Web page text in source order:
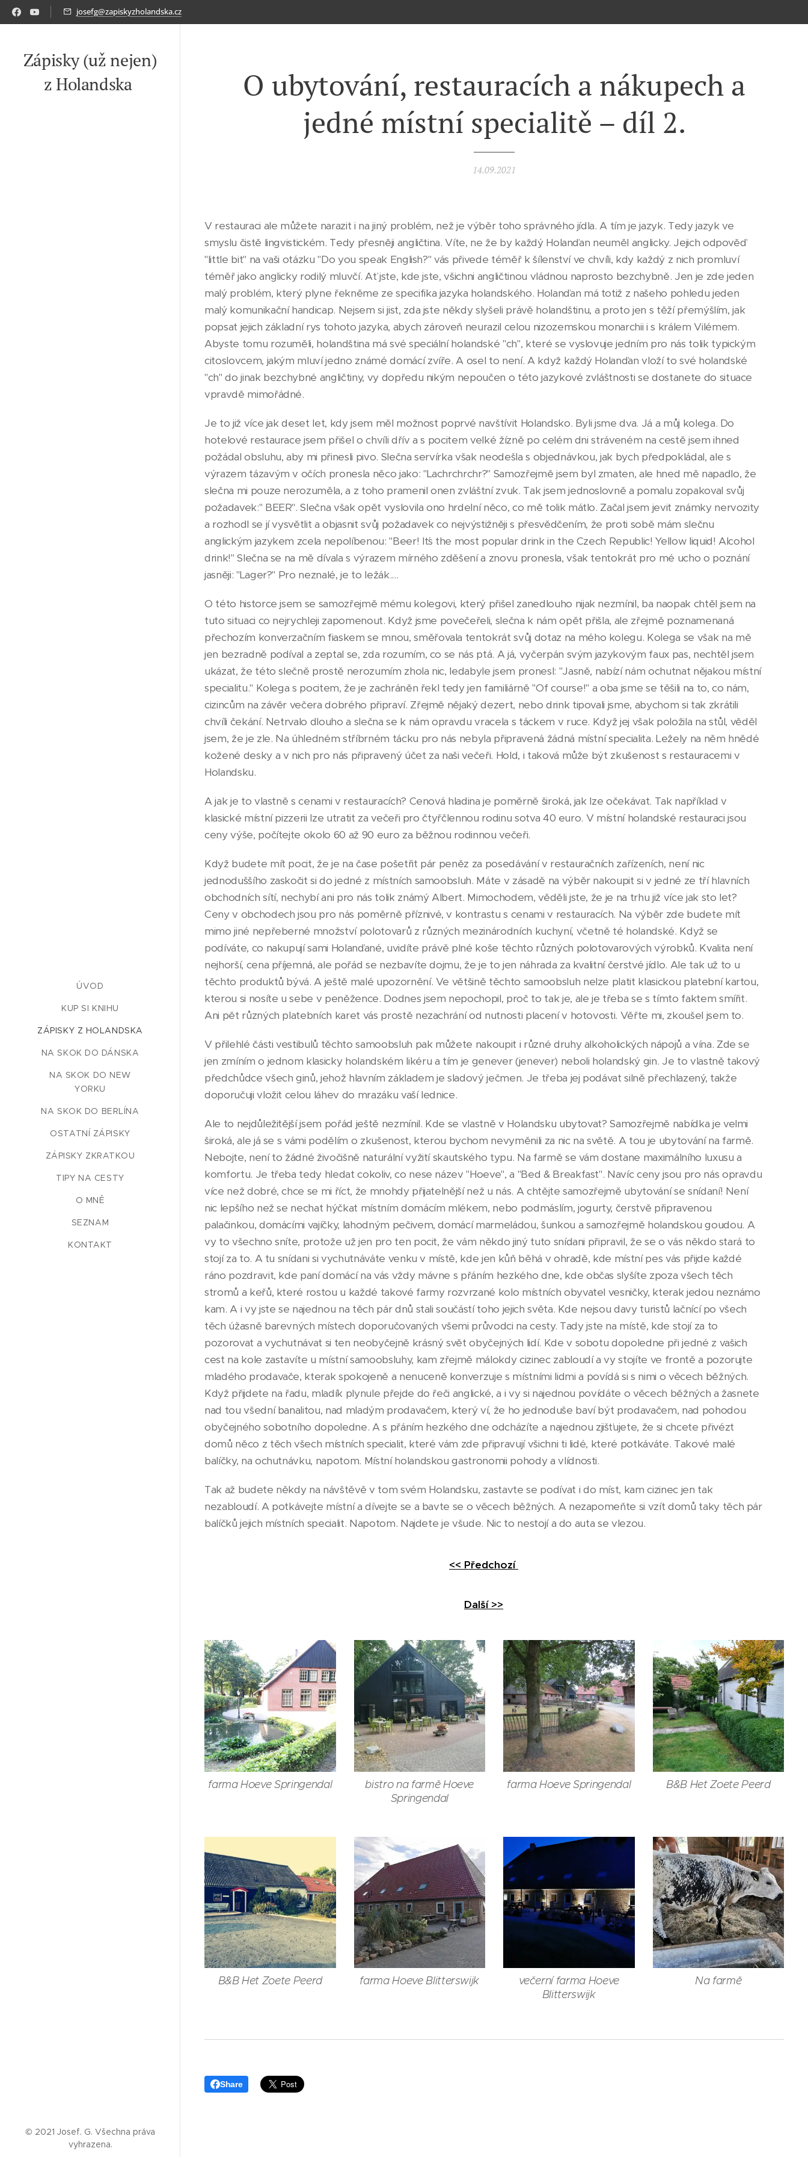
josefg@zapiskyzholandska.cz
Zápisky (už nejen)
z Holandska
ÚVOD
KUP SI KNIHU
ZÁPISKY Z HOLANDSKA
NA SKOK DO DÁNSKA
NA SKOK DO NEW
YORKU
NA SKOK DO BERLÍNA
OSTATNÍ ZÁPISKY
ZÁPISKY ZKRATKOU
TIPY NA CESTY
O MNĚ
SEZNAM
KONTAKT
O ubytování, restauracích a nákupech a
jedné místní specialitě – díl 2.
14.09.2021
V restauraci ale můžete narazit i na jiný problém, než je výběr toho správného jídla. A tím je jazyk. Tedy jazyk ve
smyslu čistě lingvistickém. Tedy přesněji angličtina. Víte, ne že by každý Holanďan neuměl anglicky. Jejich odpověď
"little bit" na vaši otázku "Do you speak English?" vás přivede téměř k šílenství ve chvíli, kdy každý z nich promluví
téměř jako anglicky rodilý mluvčí. Ať jste, kde jste, všichni angličtinou vládnou naprosto bezchybně. Jen je zde jeden
malý problém, který plyne řekněme ze specifika jazyka holandského. Holanďan má totiž z našeho pohledu jeden
malý komunikační handicap. Nejsem si jist, zda jste někdy slyšeli právě holandštinu, a proto jen s těží přemýšlím, jak
popsat jejich základní rys tohoto jazyka, abych zároveň neurazil celou nizozemskou monarchii i s králem Vilémem.
Abyste tomu rozuměli, holandština má své speciální holandské "ch", které se vyslovuje jedním pro nás tolik typickým
citoslovcem, jakým mluví jedno známé domácí zvíře. A osel to není. A když každý Holanďan vloží to své holandské
"ch" do jinak bezchybné angličtiny, vy dopředu nikým nepoučen o této jazykové zvláštnosti se dostanete do situace
vpravdě mimořádné.
Je to již více jak deset let, kdy jsem měl možnost poprvé navštívit Holandsko. Byli jsme dva. Já a můj kolega. Do
hotelové restaurace jsem přišel o chvíli dřív a s pocitem velké žízně po celém dni stráveném na cestě jsem ihned
požádal obsluhu, aby mi přinesli pivo. Slečna servírka však neodešla s objednávkou, jak bych předpokládal, ale s
výrazem tázavým v očích pronesla něco jako: "Lachrchrchr?" Samozřejmě jsem byl zmaten, ale hned mě napadlo, že
slečna mi pouze nerozuměla, a z toho pramenil onen zvláštní zvuk. Tak jsem jednoslovně a pomalu zopakoval svůj
požadavek:" BEER". Slečna však opět vyslovila ono hrdelní něco, co mě tolik mátlo. Začal jsem jevit známky nervozity
a rozhodl se jí vysvětlit a objasnit svůj požadavek co nejvýstižněji s přesvědčením, že proti sobě mám slečnu
anglickým jazykem zcela nepolíbenou: "Beer! It´s the most popular drink in the Czech Republic! Yellow liquid! Alcohol
drink!" Slečna se na mě dívala s výrazem mírného zděšení a znovu pronesla, však tentokrát pro mé ucho o poznání
jasněji: "Lager?" Pro neznalé, je to ležák....
O této historce jsem se samozřejmě mému kolegovi, který přišel zanedlouho nijak nezmínil, ba naopak chtěl jsem na
tuto situaci co nejrychleji zapomenout. Když jsme povečeřeli, slečna k nám opět přišla, ale zřejmě poznamenaná
přechozím konverzačním fiaskem se mnou, směřovala tentokrát svůj dotaz na mého kolegu. Kolega se však na mě
jen bezradně podíval a zeptal se, zda rozumím, co se nás ptá. A já, vyčerpán svým jazykovým faux pas, nechtěl jsem
ukázat, že této slečně prostě nerozumím zhola nic, ledabyle jsem pronesl: "Jasně, nabízí nám ochutnat nějakou místní
specialitu." Kolega s pocitem, že je zachráněn řekl tedy jen familiárně "Of course!" a oba jsme se těšili na to, co nám,
cizincům na závěr večera dobrého připraví. Zřejmě nějaký dezert, nebo drink tipovali jsme, abychom si tak zkrátili
chvíli čekání. Netrvalo dlouho a slečna se k nám opravdu vracela s táckem v ruce. Když jej však položila na stůl, věděl
jsem, že je zle. Na úhledném stříbrném tácku pro nás nebyla připravená žádná místní specialita. Ležely na něm hnědé
kožené desky a v nich pro nás připravený účet za naši večeři. Hold, i taková může být zkušenost s restauracemi v
Holandsku.
A jak je to vlastně s cenami v restauracích? Cenová hladina je poměrně široká, jak lze očekávat. Tak například v
klasické místní pizzerii lze utratit za večeři pro čtyřčlennou rodinu sotva 40 euro. V místní holandské restauraci jsou
ceny výše, počítejte okolo 60 až 90 euro za běžnou rodinnou večeři.
Když budete mít pocit, že je na čase pošetřit pár peněz za posedávání v restauračních zařízeních, není nic
jednoduššího zaskočit si do jedné z místních samoobsluh. Máte v zásadě na výběr nakoupit si v jedné ze tří hlavních
obchodních sítí, nechybí ani pro nás tolik známý Albert. Mimochodem, věděli jste, že je na trhu již více jak sto let?
Ceny v obchodech jsou pro nás poměrně příznivé, v kontrastu s cenami v restauracích. Na výběr zde budete mít
mimo jiné nepřeberné množství polotovarů z různých mezinárodních kuchyní, včetně té holandské. Když se
podíváte, co nakupují sami Holanďané, uvidíte právě plné koše těchto různých polotovarových výrobků. Kvalita není
nejhorší, cena příjemná, ale pořád se nezbavíte dojmu, že je to jen náhrada za kvalitní čerstvé jídlo. Ale tak už to u
těchto produktů bývá. A ještě malé upozornění. Ve většině těchto samoobsluh nelze platit klasickou platební kartou,
kterou si nosíte u sebe v peněžence. Dodnes jsem nepochopil, proč to tak je, ale je třeba se s tímto faktem smířit.
Ani pět různých platebních karet vás prostě nezachrání od nutnosti placení v hotovosti. Věřte mi, zkoušel jsem to.
V přilehlé části vestibulů těchto samoobsluh pak můžete nakoupit i různé druhy alkoholických nápojů a vína. Zde se
jen zmíním o jednom klasicky holandském likéru a tím je genever (jenever) neboli holandský gin. Je to vlastně takový
předchůdce všech ginů, jehož hlavním základem je sladový ječmen. Je třeba jej podávat silně přechlazený, takže
doporučuji vložit celou láhev do mrazáku vaší lednice.
Ale to nejdůležitější jsem pořád ještě nezmínil. Kde se vlastně v Holandsku ubytovat? Samozřejmě nabídka je velmi
široká, ale já se s vámi podělím o zkušenost, kterou bychom nevyměnili za nic na světě. A tou je ubytování na farmě.
Nebojte, není to žádné živočišně naturální vyžití skautského typu. Na farmě se vám dostane maximálního luxusu a
komfortu. Je třeba tedy hledat cokoliv, co nese název "Hoeve", a "Bed & Breakfast". Navíc ceny jsou pro nás opravdu
více než dobré, chce se mi říct, že mnohdy přijatelnější než u nás. A chtějte samozřejmě ubytování se snídaní! Není
nic lepšího než se nechat hýčkat místním domácím mlékem, nebo podmáslím, jogurty, čerstvě připravenou
palačinkou, domácími vajíčky, lahodným pečivem, domácí marmeládou, šunkou a samozřejmě holandskou goudou. A
vy to všechno sníte, protože už jen pro ten pocit, že vám někdo jiný tuto snídani připravil, že se o vás někdo stará to
stojí za to. A tu snídani si vychutnáváte venku v místě, kde jen kůň běhá v ohradě, kde místní pes vás přijde každé
ráno pozdravit, kde paní domácí na vás vždy mávne s přáním hezkého dne, kde občas slyšíte zpoza všech těch
stromů a keřů, které rostou u každé takové farmy rozvrzané kolo místních obyvatel vesničky, kterak jedou neznámo
kam. A i vy jste se najednou na těch pár dnů stali součástí toho jejich světa. Kde nejsou davy turistů lačnící po všech
těch úžasně barevných místech doporučovaných všemi průvodci na cesty. Tady jste na místě, kde stojí za to
pozorovat a vychutnávat si ten neobyčejně krásný svět obyčejných lidí. Kde v sobotu dopoledne při jedné z vašich
cest na kole zastavíte u místní samoobsluhy, kam zřejmě málokdy cizinec zabloudí a vy stojíte ve frontě a pozorujte
mladého prodavače, kterak spokojeně a nenuceně konverzuje s místními lidmi a povídá si s nimi o věcech běžných.
Když přijdete na řadu, mladík plynule přejde do řeči anglické, a i vy si najednou povídáte o věcech běžných a žasnete
nad tou všední banalitou, nad mladým prodavačem, který ví, že ho jednoduše baví být prodavačem, nad pohodou
obyčejného sobotního dopoledne. A s přáním hezkého dne odcházíte a najednou zjišťujete, že si chcete přivézt
domů něco z těch všech místních specialit, které vám zde připravují všichni ti lidé, které potkáváte. Takové malé
balíčky, na ochutnávku, napotom. Místní holandskou gastronomii pohody a vlídnosti.
Tak až budete někdy na návštěvě v tom svém Holandsku, zastavte se podívat i do míst, kam cizinec jen tak
nezabloudí. A potkávejte místní a dívejte se a bavte se o věcech běžných. A nezapomeňte si vzít domů taky těch pár
balíčků jejich místních specialit. Napotom. Najdete je všude. Nic to nestojí a do auta se vlezou.
<< Předchozí
Další >>
farma Hoeve Springendal
bistro na farmě Hoeve
Springendal
farma Hoeve Springendal B&B Het Zoete Peerd
B&B Het Zoete Peerd farma Hoeve Blitterswijk
večerní farma Hoeve
Blitterswijk
Na farmě
Share
© 2021 Josef. G. Všechna práva
vyhrazena.